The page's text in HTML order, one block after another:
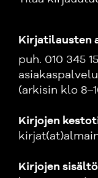
Kirjatilausten
puh. 010 345
(arkisin klo
Kirjojen
Kirjojen